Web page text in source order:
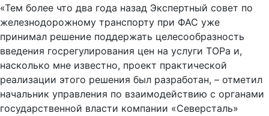
«Тем более что два года назад Экспертный совет по
железнодорожному транспорту при ФАС уже
принимал решение поддержать целесообразность
введения госрегулирования цен на услуги ТОРа и,
насколько мне известно, проект практической
реализации этого решения был разработан, – отметил
начальник управления по взаимодействию с органами
государственной власти компании «Северсталь»